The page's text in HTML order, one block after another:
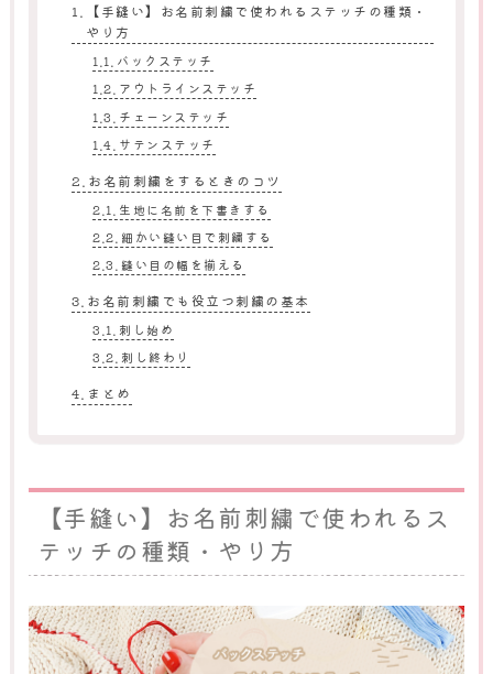
【手縫い】お名前刺繍で使われるステッチの種類・
やり方
バックステッチ
アウトラインステッチ
チェーンステッチ
サテンステッチ
お名前刺繍をするときのコツ
生地に名前を下書きする
細かい縫い目で刺繍する
縫い目の幅を揃える
お名前刺繍でも役立つ刺繍の基本
刺し始め
刺し終わり
まとめ
【手縫い】お名前刺繍で使われるス
テッチの種類・やり方